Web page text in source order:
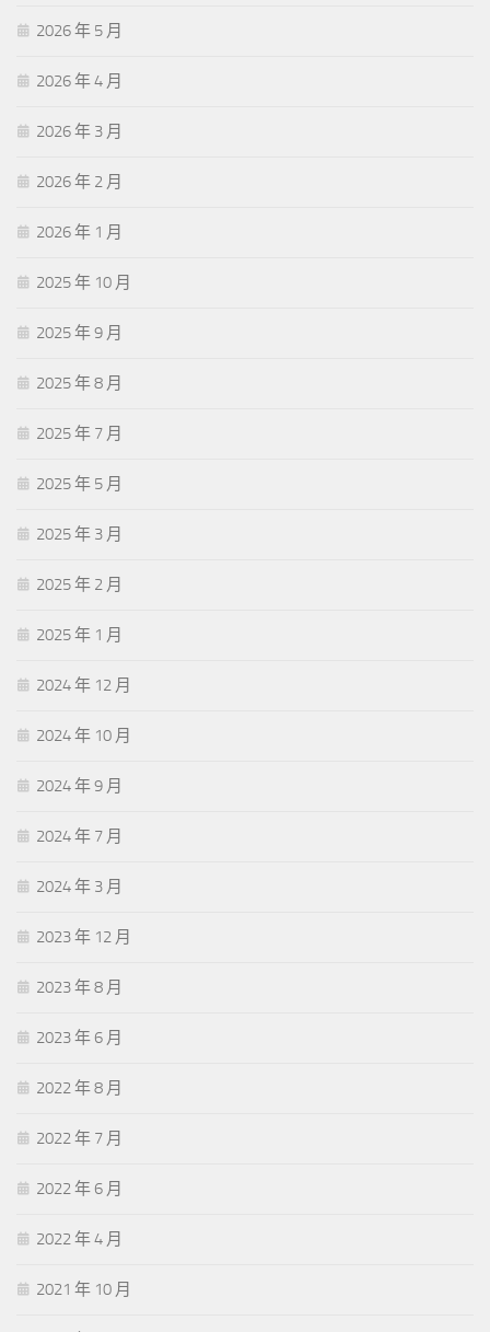
2026 年 5 月
2026 年 4 月
2026 年 3 月
2026 年 2 月
2026 年 1 月
2025 年 10 月
2025 年 9 月
2025 年 8 月
2025 年 7 月
2025 年 5 月
2025 年 3 月
2025 年 2 月
2025 年 1 月
2024 年 12 月
2024 年 10 月
2024 年 9 月
2024 年 7 月
2024 年 3 月
2023 年 12 月
2023 年 8 月
2023 年 6 月
2022 年 8 月
2022 年 7 月
2022 年 6 月
2022 年 4 月
2021 年 10 月